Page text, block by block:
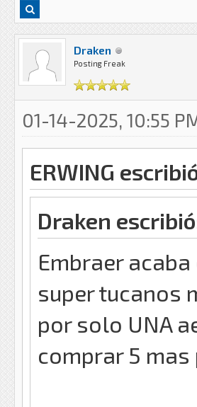
Draken
Posting Freak
01-14-2025, 10:55
ERWING
Draken
Embraer
super tucanos
por solo UNA
comprar 5